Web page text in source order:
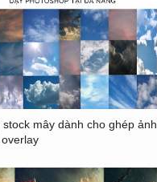
stock mây dành cho ghép ảnh